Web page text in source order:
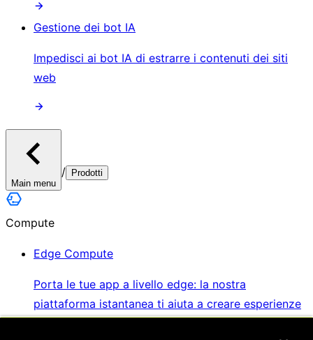
Gestione dei bot IA
Impedisci ai bot IA di estrarre i contenuti dei siti
web
Main menu
/ Prodotti
Compute
Edge Compute
Porta le tue app a livello edge: la nostra
piattaforma istantanea ti aiuta a creare esperienze